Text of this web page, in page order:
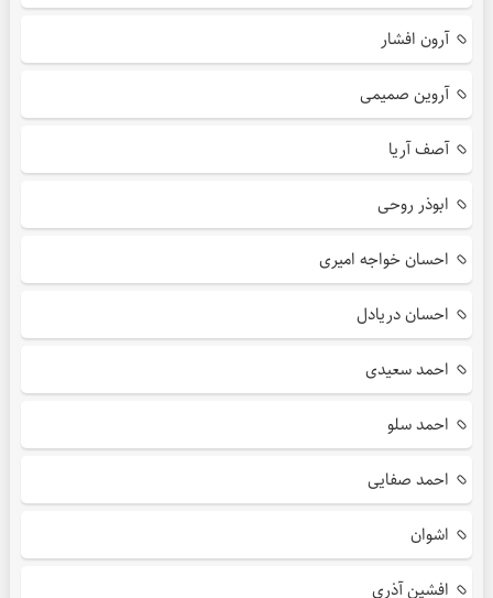
آرون افشار
آروین صمیمی
آصف آریا
ابوذر روحی
احسان خواجه امیری
احسان دریادل
احمد سعیدی
احمد سلو
احمد صفایی
اشوان
افشین آذری